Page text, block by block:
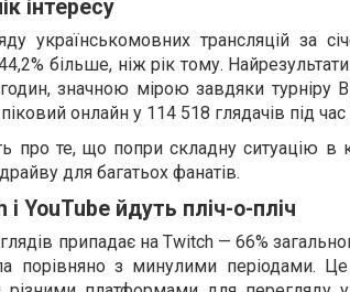
інтересу
українськомовних трансляцій за
більше, ніж рік тому.
значною мірою завдяки турніру
піковий онлайн у 114 518 глядачів під
про те, що попри складну ситуацію в
для багатьох фанатів.
YouTube йдуть пліч-о-пліч
припадає на Twitch — 66%
порівняно з минулими періодами.